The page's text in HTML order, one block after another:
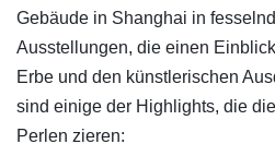
Gebäude in Shanghai in
Ausstellungen, die einen
Erbe und den künstlerischen
sind einige der Highlights, die
Perlen zieren: